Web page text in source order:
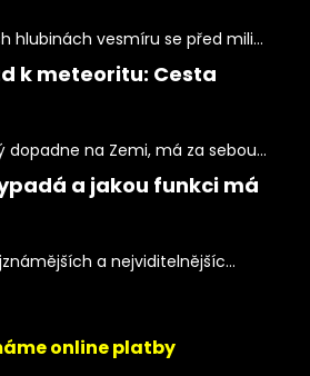
hlubinách vesmíru se před mili...
k meteoritu: Cesta
na Zemi, má za sebou...
a jakou funkci má
a nejviditelnějšíc...
online platby